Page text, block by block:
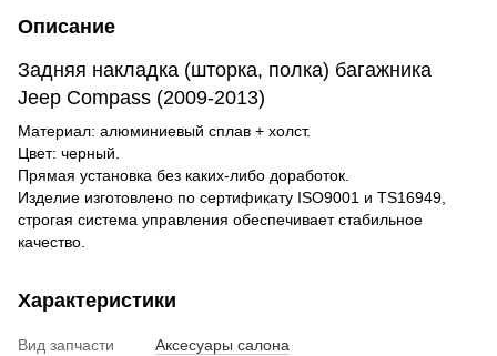
Описание
Задняя накладка (шторка, полка) багажника
Jeep Compass (2009-2013)
Материал: алюминиевый сплав + холст.
Цвет: черный.
Прямая установка без каких-либо доработок.
Изделие изготовлено по сертификату ISO9001 и TS16949,
строгая система управления обеспечивает стабильное
качество.
Характеристики
Вид запчасти
Аксесуары салона